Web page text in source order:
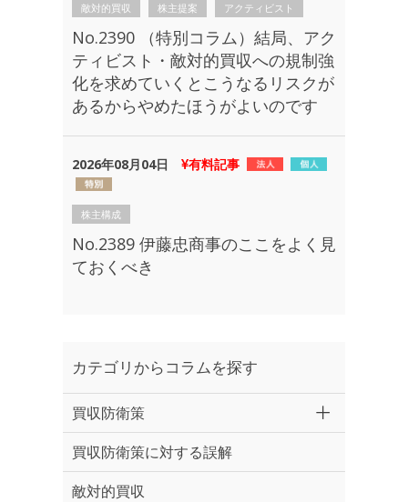
敵対的買収 株主提案 アクティビスト
No.2390 （特別コラム）結局、アク
ティビスト・敵対的買収への規制強
化を求めていくとこうなるリスクが
あるからやめたほうがよいのです
2026年08月04日 有料記事
株主構成
No.2389 伊藤忠商事のここをよく見
ておくべき
カテゴリからコラムを探す
買収防衛策
買収防衛策に対する誤解
敵対的買収